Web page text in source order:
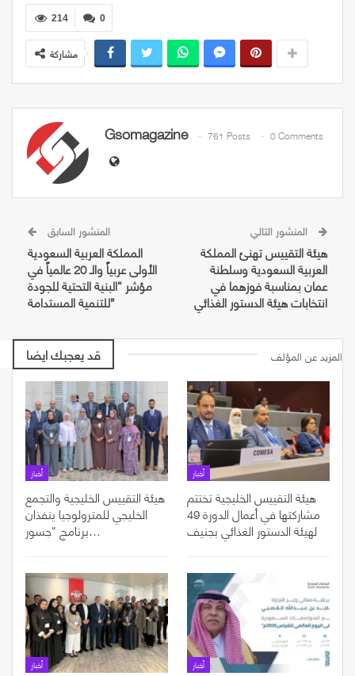
0
214
مشاركة
Gsomagazine 761 Posts 0 Comments
المنشور السابق
المملكة العربية السعودية
الأولى عربياً والـ 20 عالمياً في
مؤشر “البنية التحتية للجودة
للتنمية المستدامة”
هيئة التقييس تهنئ المملكة
العربية السعودية وسلطنة
عمان بمناسبة فوزهما في
انتخابات هيئة الدستور الغذائي
قد يعجبك ايضا المزيد عن المؤلف
أخبار
هيئة التقييس الخليجية والتجمع
الخليجي للمترولوجيا ينفذان
برنامج “جسور…
أخبار
هيئة التقييس الخليجية تختتم
مشاركتها في أعمال الدورة 49
لهيئة الدستور الغذائي بجنيف
أخبار أخبار